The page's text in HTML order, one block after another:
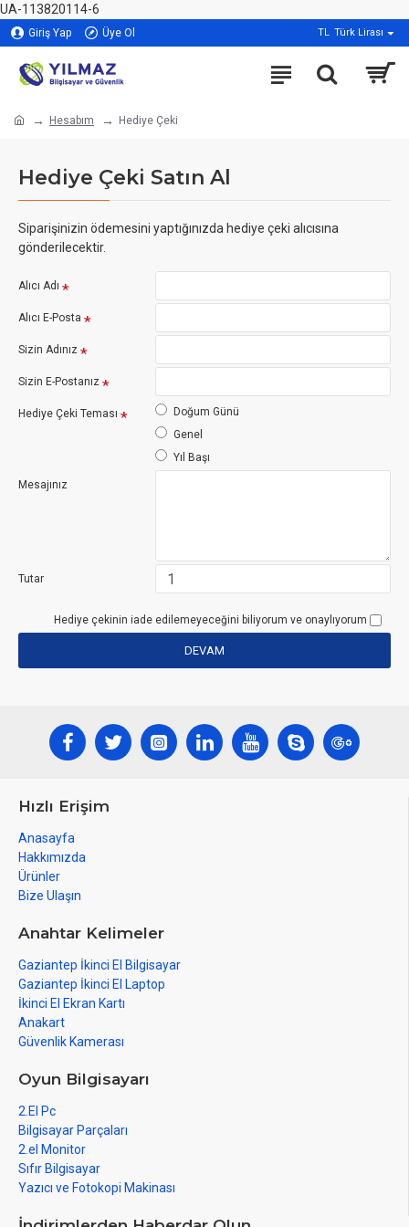
UA-113820114-6
Giriş Yap Üye Ol TL Türk Lirası
Hesabım Hediye Çeki
Hediye Çeki Satın Al
Siparişinizin ödemesini yaptığınızda hediye çeki alıcısına
gönderilecektir.
Alıcı Adı
Alıcı E-Posta
Sizin Adınız
Sizin E-Postanız
Hediye Çeki Teması
Doğum Günü
Genel
Yıl Başı
Mesajınız
Tutar
Hediye çekinin iade edilemeyeceğini biliyorum ve onaylıyorum
DEVAM
Hızlı Erişim
Anasayfa
Hakkımızda
Ürünler
Bize Ulaşın
Anahtar Kelimeler
Gaziantep İkinci El Bilgisayar
Gaziantep İkinci El Laptop
İkinci El Ekran Kartı
Anakart
Güvenlik Kamerası
Oyun Bilgisayarı
2.El Pc
Bilgisayar Parçaları
2.el Monitor
Sıfır Bilgisayar
Yazıcı ve Fotokopi Makinası